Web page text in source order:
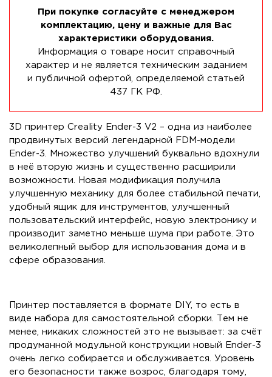
При покупке согласуйте с менеджером
комплектацию, цену и важные для Вас
характеристики оборудования.
Информация о товаре носит справочный
характер и не является техническим заданием
и публичной офертой, определяемой статьей
437 ГК РФ.
3D принтер Creality Ender-3 V2 – одна из наиболее
продвинутых версий легендарной FDM-модели
Ender-3. Множество улучшений буквально вдохнули
в неё вторую жизнь и существенно расширили
возможности. Новая модификация получила
улучшенную механику для более стабильной печати,
удобный ящик для инструментов, улучшенный
пользовательский интерфейс, новую электронику и
производит заметно меньше шума при работе. Это
великолепный выбор для использования дома и в
сфере образования.
Принтер поставляется в формате DIY, то есть в
виде набора для самостоятельной сборки. Тем не
менее, никаких сложностей это не вызывает: за счёт
продуманной модульной конструкции новый Ender-3
очень легко собирается и обслуживается. Уровень
его безопасности также возрос, благодаря тому,